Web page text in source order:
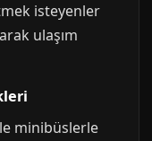
isteyenler
ulaşım
minibüslerle